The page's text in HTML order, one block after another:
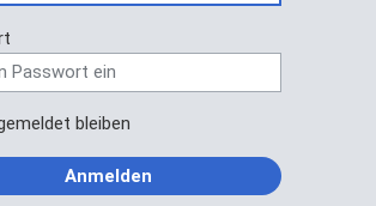
bleiben
Anmelden